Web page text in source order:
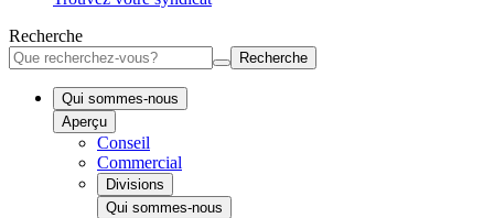
Recherche
Recherche
Qui sommes-nous
Aperçu
Conseil
Commercial
Divisions
Qui sommes-nous